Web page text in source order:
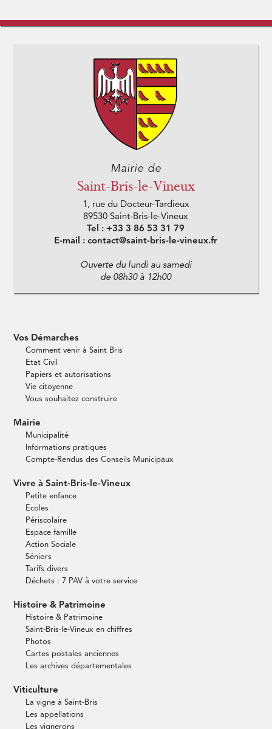
Mairie de
Saint-Bris-le-Vineux
1, rue du Docteur-Tardieux
89530 Saint-Bris-le-Vineux
Tel : +33 3 86 53 31 79
E-mail : contact@saint-bris-le-vineux.fr
Ouverte du lundi au samedi
de 08h30 à 12h00
Vos Démarches
Comment venir à Saint Bris
Etat Civil
Papiers et autorisations
Vie citoyenne
Vous souhaitez construire
Mairie
Municipalité
Informations pratiques
Compte-Rendus des Conseils Municipaux
Vivre à Saint-Bris-le-Vineux
Petite enfance
Ecoles
Périscolaire
Espace famille
Action Sociale
Séniors
Tarifs divers
Déchets : 7 PAV à votre service
Histoire & Patrimoine
Histoire & Patrimoine
Saint-Bris-le-Vineux en chiffres
Photos
Cartes postales anciennes
Les archives départementales
Viticulture
La vigne à Saint-Bris
Les appellations
Les vignerons